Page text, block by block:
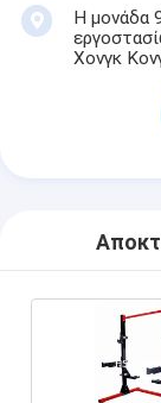
Η μονάδα
Χονγκ